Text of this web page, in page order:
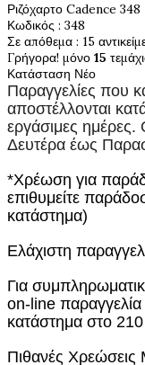
Ριζόχαρτο Cadence 348
Κωδικός : 348
Σε απόθεμα : 15
Γρήγορα! μόνο 15
Κατάσταση Νέο
Παραγγελίες που
αποστέλλονται
εργάσιμες ημέρες.
Δευτέρα έως
*Χρέωση για
επιθυμείτε
κατάστημα)
Ελάχιστη
Για
on-line παραγγελία
κατάστημα στο
Πιθανές Χρεώσεις